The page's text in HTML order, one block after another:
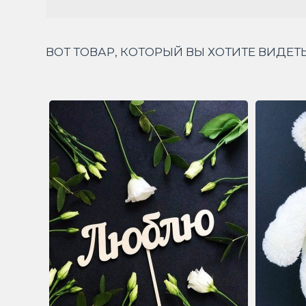
ВОТ ТОВАР, КОТОРЫЙ ВЫ ХОТИТЕ